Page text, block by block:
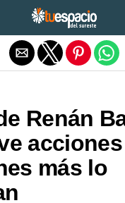
Renán
más lo
Salir de la versión móvil